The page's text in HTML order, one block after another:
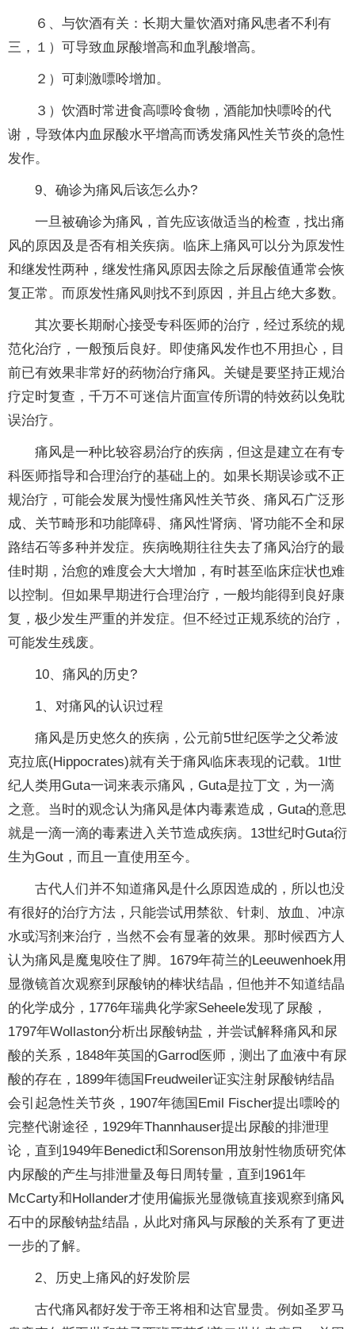
６、与饮酒有关：长期大量饮酒对痛风患者不利有
三，１）可导致血尿酸增高和血乳酸增高。
２）可刺激嘌呤增加。
３）饮酒时常进食高嘌呤食物，酒能加快嘌呤的代
谢，导致体内血尿酸水平增高而诱发痛风性关节炎的急性
发作。
9、确诊为痛风后该怎么办?
一旦被确诊为痛风，首先应该做适当的检查，找出痛
风的原因及是否有相关疾病。临床上痛风可以分为原发性
和继发性两种，继发性痛风原因去除之后尿酸值通常会恢
复正常。而原发性痛风则找不到原因，并且占绝大多数。
其次要长期耐心接受专科医师的治疗，经过系统的规
范化治疗，一般预后良好。即使痛风发作也不用担心，目
前已有效果非常好的药物治疗痛风。关键是要坚持正规治
疗定时复查，千万不可迷信片面宣传所谓的特效药以免耽
误治疗。
痛风是一种比较容易治疗的疾病，但这是建立在有专
科医师指导和合理治疗的基础上的。如果长期误诊或不正
规治疗，可能会发展为慢性痛风性关节炎、痛风石广泛形
成、关节畸形和功能障碍、痛风性肾病、肾功能不全和尿
路结石等多种并发症。疾病晚期往往失去了痛风治疗的最
佳时期，治愈的难度会大大增加，有时甚至临床症状也难
以控制。但如果早期进行合理治疗，一般均能得到良好康
复，极少发生严重的并发症。但不经过正规系统的治疗，
可能发生残废。
10、痛风的历史?
1、对痛风的认识过程
痛风是历史悠久的疾病，公元前5世纪医学之父希波
克拉底(Hippocrates)就有关于痛风临床表现的记载。1l世
纪人类用Guta一词来表示痛风，Guta是拉丁文，为一滴
之意。当时的观念认为痛风是体内毒素造成，Guta的意思
就是一滴一滴的毒素进入关节造成疾病。13世纪时Guta衍
生为Gout，而且一直使用至今。
古代人们并不知道痛风是什么原因造成的，所以也没
有很好的治疗方法，只能尝试用禁欲、针刺、放血、冲凉
水或泻剂来治疗，当然不会有显著的效果。那时候西方人
认为痛风是魔鬼咬住了脚。1679年荷兰的Leeuwenhoek用
显微镜首次观察到尿酸钠的棒状结晶，但他并不知道结晶
的化学成分，1776年瑞典化学家Seheele发现了尿酸，
1797年Wollaston分析出尿酸钠盐，并尝试解释痛风和尿
酸的关系，1848年英国的Garrod医师，测出了血液中有尿
酸的存在，1899年德国Freudweiler证实注射尿酸钠结晶
会引起急性关节炎，1907年德国Emil Fischer提出嘌呤的
完整代谢途径，1929年Thannhauser提出尿酸的排泄理
论，直到1949年Benedict和Sorenson用放射性物质研究体
内尿酸的产生与排泄量及每日周转量，直到1961年
McCarty和Hollander才使用偏振光显微镜直接观察到痛风
石中的尿酸钠盐结晶，从此对痛风与尿酸的关系有了更进
一步的了解。
2、历史上痛风的好发阶层
古代痛风都好发于帝王将相和达官显贵。例如圣罗马